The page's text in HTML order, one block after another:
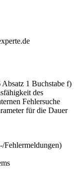
1 Buchstabe f)
des
Fehlersuche
für die Dauer
Fehlermeldungen)